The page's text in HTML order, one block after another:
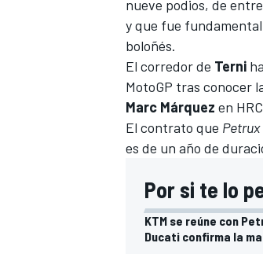
MÁS CATEGORÍAS
nueve podios, de
y que fue
boloñés.
El corredor de Terni
MotoGP tras conocer
Marc Márquez en HRC
El contrato que Petrux
es de un año de
Por si te lo
KTM se reúne con
Ducati confirma la